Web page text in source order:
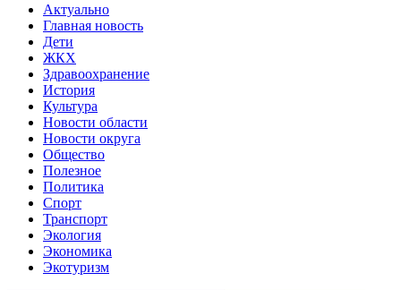
Актуально
Главная новость
Дети
ЖКХ
Здравоохранение
История
Культура
Новости области
Новости округа
Общество
Полезное
Политика
Спорт
Транспорт
Экология
Экономика
Экотуризм